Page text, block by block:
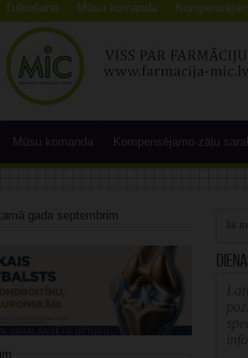
Tulkošana Mūsu komanda
Mūsu komanda Kompensējamo zāļu
gada septembrim